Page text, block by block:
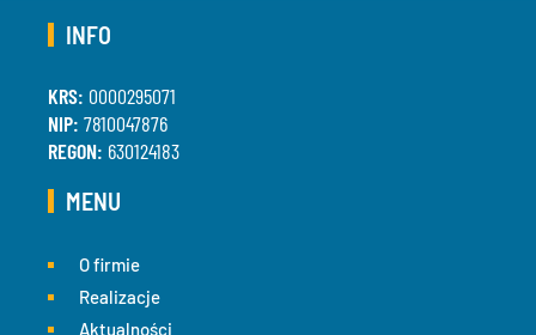
INFO
KRS: 0000295071
NIP: 7810047876
REGON: 630124183
MENU
O firmie
Realizacje
Aktualności